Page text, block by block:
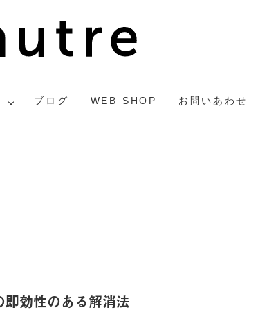
ブログ WEB SHOP お問いあわせ
効性のある解消法